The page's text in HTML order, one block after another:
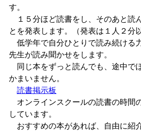
す。
１５分ほど読書をし、そのあと読
とを発表します。（発表は１人２分
低学年で自分ひとりで読み続ける
先生が読み聞かせをします。
同じ本をずっと読んでも、途中で
かまいません。
読書掲示板
オンラインスクールの読書の時間
しています。
おすすめの本があれば、自由に紹